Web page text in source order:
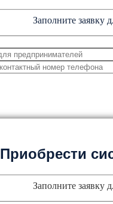
Заполните заявку
Приобрести
Заполните заявку